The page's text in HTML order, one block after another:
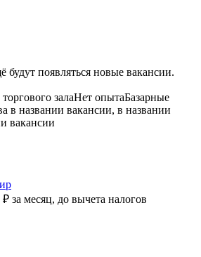
появляться новые вакансии.
залаНет опытаБазарные
в названии вакансии, в названии
вакансии
₽ за месяц, до вычета налогов